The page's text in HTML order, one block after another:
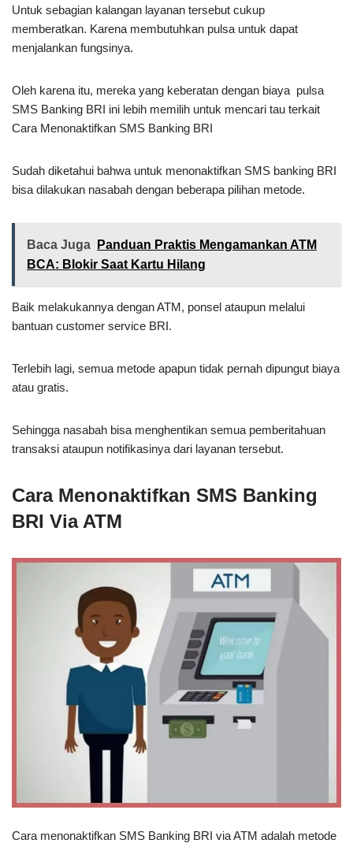
Untuk sebagian kalangan layanan tersebut cukup
memberatkan. Karena membutuhkan pulsa untuk dapat
menjalankan fungsinya.
Oleh karena itu, mereka yang keberatan dengan biaya pulsa
SMS Banking BRI ini lebih memilih untuk mencari tau terkait
Cara Menonaktifkan SMS Banking BRI
Sudah diketahui bahwa untuk menonaktifkan SMS banking BRI
bisa dilakukan nasabah dengan beberapa pilihan metode.
Baca Juga
Panduan Praktis Mengamankan ATM
BCA: Blokir Saat Kartu Hilang
Baik melakukannya dengan ATM, ponsel ataupun melalui
bantuan customer service BRI.
Terlebih lagi, semua metode apapun tidak pernah dipungut biaya
atau gratis.
Sehingga nasabah bisa menghentikan semua pemberitahuan
transaksi ataupun notifikasinya dari layanan tersebut.
Cara Menonaktifkan SMS Banking
BRI Via ATM
Cara menonaktifkan SMS Banking BRI via ATM adalah metode